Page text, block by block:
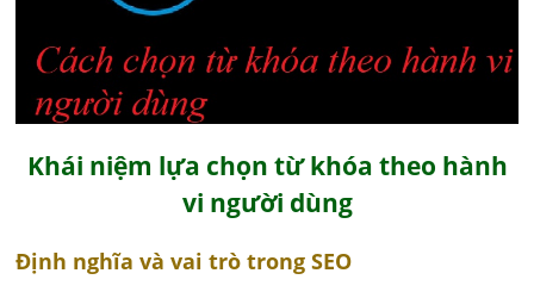
Khái niệm lựa chọn từ khóa theo hành
vi người dùng
Định nghĩa và vai trò trong SEO